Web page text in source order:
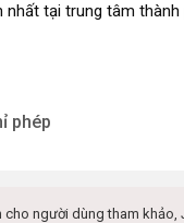
nhất tại trung tâm
phép
người dùng tham